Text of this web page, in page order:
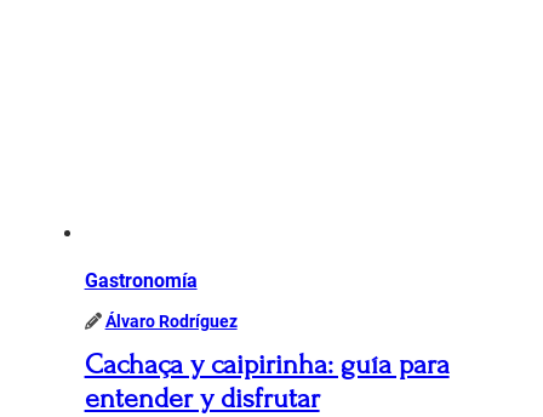
Gastronomía
Álvaro Rodríguez
Cachaça y caipirinha: guía para
entender y disfrutar